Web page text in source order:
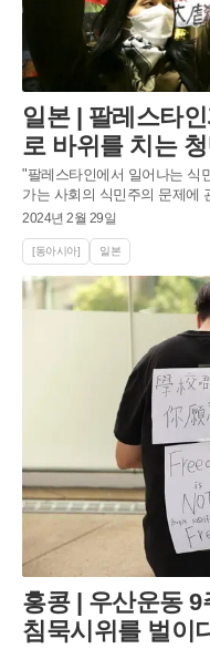
일본 | 팔레스타
로 바위를 치는
"팔레스타인에서 일어나는 식
가는 사회의 식민주의 문제에
2024년 2월 29일
[동아시아] 일본
홍콩 | 우산운동 9
침묵시위를 벌이